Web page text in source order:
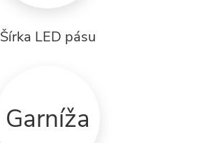
Šírka LED pásu
Garníža